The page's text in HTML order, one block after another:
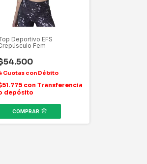
Deportivo EFS
Fem
con Transferencia
depósito
COMPRAR